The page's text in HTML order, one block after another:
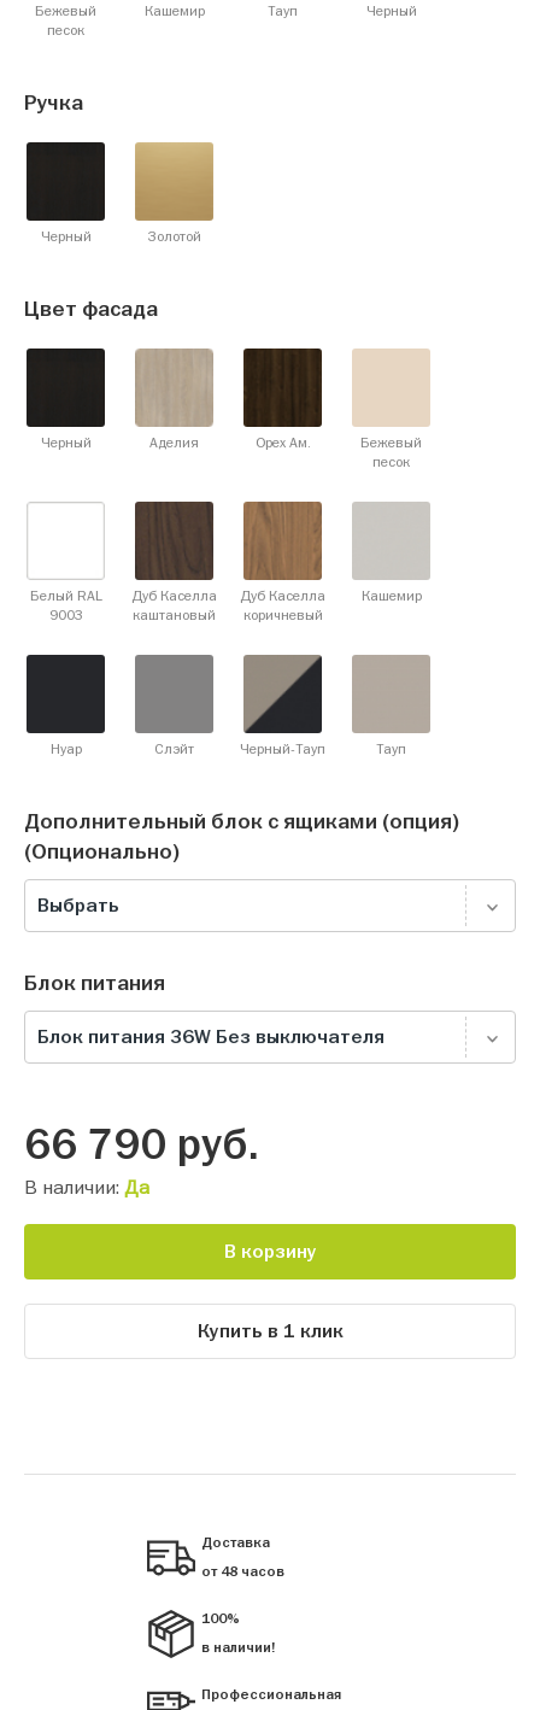
Бежевый
песок
Кашемир Тауп Черный
Ручка
Черный Золотой
Цвет фасада
Черный Аделия Орех Ам.
Бежевый
песок
Белый RAL
9003
Дуб Каселла
каштановый
Дуб Каселла
коричневый
Кашемир
Нуар Слэйт Черный-Тауп Тауп
Дополнительный блок с ящиками (опция)
(Опционально)
Выбрать
Блок питания
Блок питания 36W Без выключателя
66 790 руб.
В наличии: Да
В корзину
Купить в 1 клик
Доставка
от 48 часов
100%
в наличии!
Профессиональная